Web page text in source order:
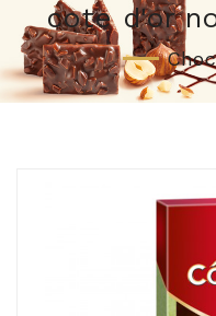
cote d'or